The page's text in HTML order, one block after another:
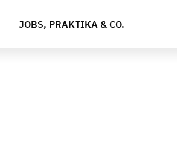
JOBS, PRAKTIKA & CO.